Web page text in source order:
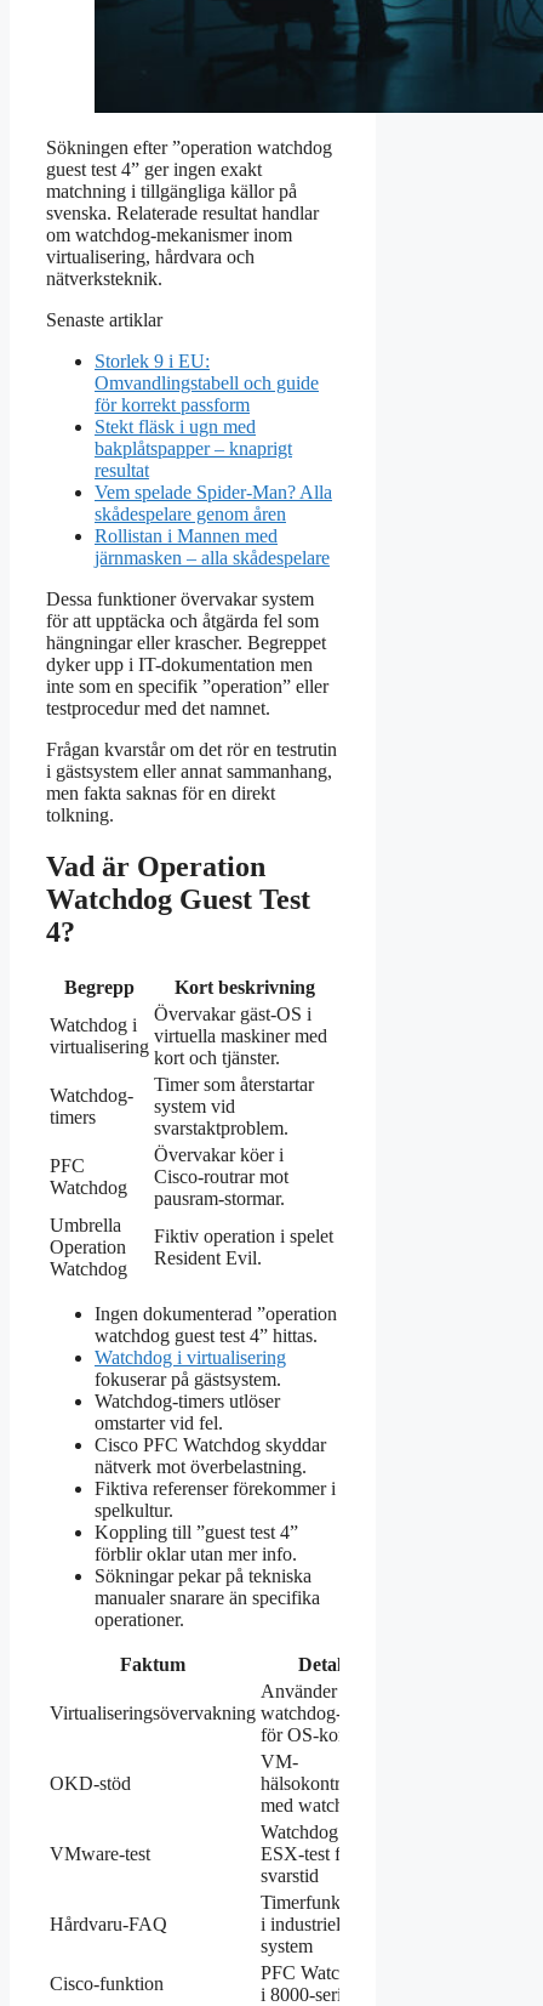
Sökningen efter ”operation watchdog
guest test 4” ger ingen exakt
matchning i tillgängliga källor på
svenska. Relaterade resultat handlar
om watchdog-mekanismer inom
virtualisering, hårdvara och
nätverksteknik.
Senaste artiklar
Storlek 9 i EU:
Omvandlingstabell och guide
för korrekt passform
Stekt fläsk i ugn med
bakplåtspapper – knaprigt
resultat
Vem spelade Spider-Man? Alla
skådespelare genom åren
Rollistan i Mannen med
järnmasken – alla skådespelare
Dessa funktioner övervakar system
för att upptäcka och åtgärda fel som
hängningar eller krascher. Begreppet
dyker upp i IT-dokumentation men
inte som en specifik ”operation” eller
testprocedur med det namnet.
Frågan kvarstår om det rör en testrutin
i gästsystem eller annat sammanhang,
men fakta saknas för en direkt
tolkning.
Vad är Operation
Watchdog Guest Test
4?
Begrepp
Kort beskrivning
Watchdog i
virtualisering
Övervakar gäst-OS i
virtuella maskiner med
kort och tjänster.
Watchdog-
timers
Timer som återstartar
system vid
svarstaktproblem.
PFC
Watchdog
Övervakar köer i
Cisco-routrar mot
pausram-stormar.
Umbrella
Operation
Watchdog
Fiktiv operation i spelet
Resident Evil.
Ingen dokumenterad ”operation
watchdog guest test 4” hittas.
Watchdog i virtualisering
fokuserar på gästsystem.
Watchdog-timers utlöser
omstarter vid fel.
Cisco PFC Watchdog skyddar
nätverk mot överbelastning.
Fiktiva referenser förekommer i
spelkultur.
Koppling till ”guest test 4”
förblir oklar utan mer info.
Sökningar pekar på tekniska
manualer snarare än specifika
operationer.
Faktum Detalj
Virtualiseringsövervakning
Använder
watchdog-kort
för OS-kontroll
OKD-stöd
VM-
hälsokontroll
med watchdog
VMware-test
Watchdog
ESX-test för
svarstid
Hårdvaru-FAQ
Timerfunktioner
i industriella
system
Cisco-funktion
PFC Watchdog
i 8000-serien